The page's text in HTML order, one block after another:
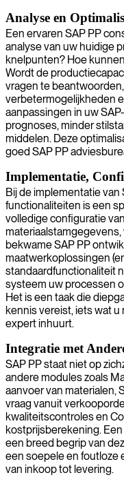
Analyse en
Een ervaren SAP PP
analyse van uw huidige
knelpunten? Hoe
Wordt de
vragen te
verbetermogelijkheden
aanpassingen in uw
prognoses, minder
middelen. Deze
goed SAP PP
Implementatie,
Bij de implementatie van
functionaliteiten is een
volledige configuratie
bekwame SAP PP
maatwerkoplossingen
standaardfunctionaliteit
systeem uw processen
Het is een taak die
kennis vereist, iets wat u
expert inhuurt.
Integratie met
SAP PP staat niet op
andere modules zoals
aanvoer van materialen,
vraag vanuit
kwaliteitscontroles en
kostprijsberekening.
een breed begrip van
een soepele en foutloze
van inkoop tot levering.